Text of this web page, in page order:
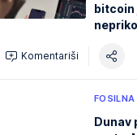
bitcoin
Komentariši
FOSILNA
Dunav